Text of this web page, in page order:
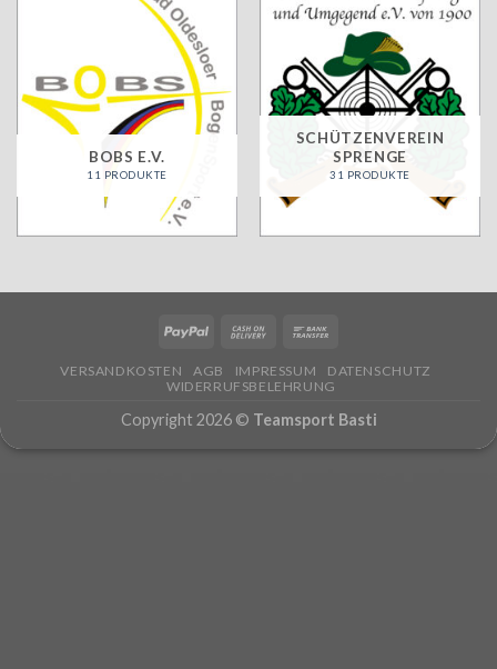
BOBS E.V.
11 PRODUKTE
SCHÜTZENVEREIN
SPRENGE
31 PRODUKTE
VERSANDKOSTEN AGB IMPRESSUM
DATENSCHUTZ
WIDERRUFSBELEHRUNG
Copyright 2026 © Teamsport Basti